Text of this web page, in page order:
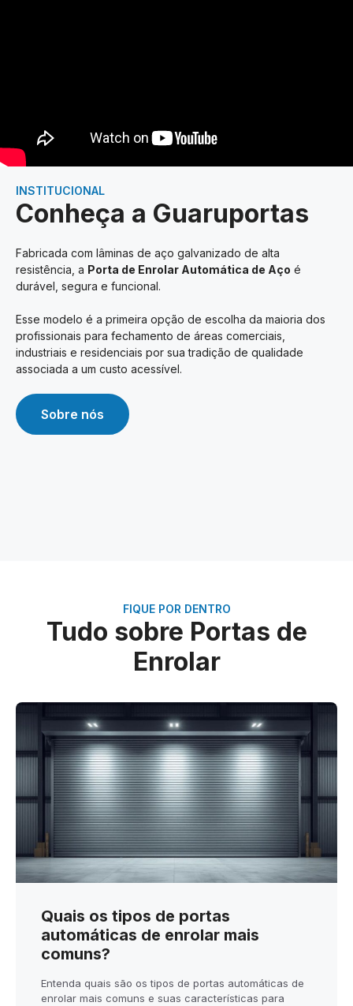
INSTITUCIONAL
Conheça a Guaruportas
Fabricada com lâminas de aço galvanizado de alta
resistência, a Porta de Enrolar Automática de Aço é
durável, segura e funcional.
Esse modelo é a primeira opção de escolha da maioria dos
profissionais para fechamento de áreas comerciais,
industriais e residenciais por sua tradição de qualidade
associada a um custo acessível.
Sobre nós
FIQUE POR DENTRO
Tudo sobre Portas de
Enrolar
Quais os tipos de portas
automáticas de enrolar mais
comuns?
Entenda quais são os tipos de portas automáticas de
enrolar mais comuns e suas características para